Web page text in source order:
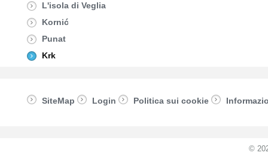
L'isola di Veglia
Kornić
Punat
Krk
SiteMap Login Politica sui cookie
©